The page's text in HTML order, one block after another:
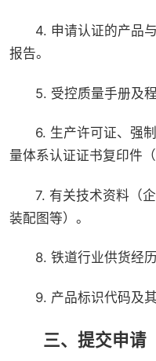
4. 申请认证的产品
报告。
5. 受控质量手册及
6. 生产许可证、强
量体系认证证书复印件（
7. 有关技术资料（
装配图等）。
8. 铁道行业供货经历
9. 产品标识代码及其
三、提交申请